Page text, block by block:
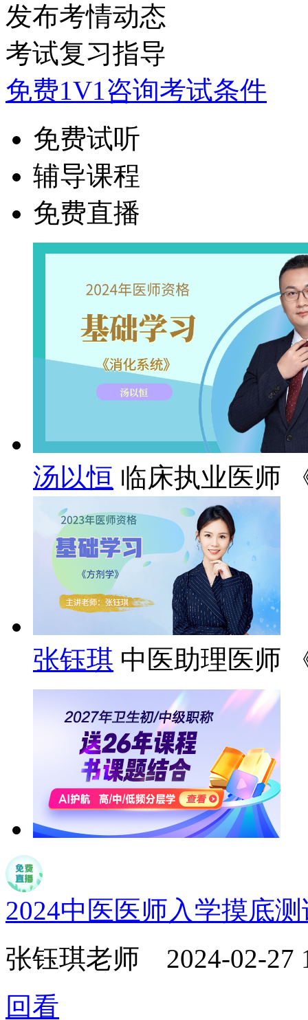
发布考情动态
考试复习指导
免费1V1咨询考试条件
免费试听
辅导课程
免费直播
汤以恒 临床执业医师
张钰琪 中医助理医师
2024中医医师入学摸底
张钰琪老师 2024-02-27
回看